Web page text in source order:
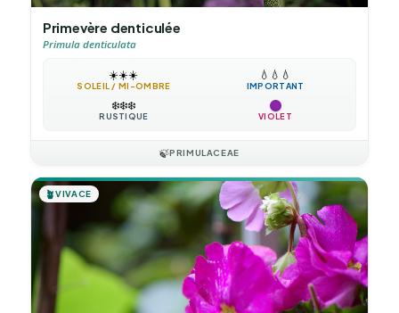
Primevère denticulée
Primula denticulata
☀️☀️☀️
SOLEIL / MI-OMBRE
💧 💧 💧
IMPORTANT
❄️❄️❄️
RUSTIQUE VIOLET
🍃PRIMULACEAE
🪴VIVACE